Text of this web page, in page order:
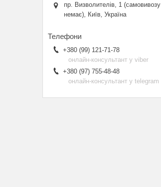
пр. Визволителів, 1 (самовивозу
немає), Київ, Україна
+380 (99) 121-71-78
онлайн-консультант у viber
+380 (97) 755-48-48
онлайн-консультант у telegram